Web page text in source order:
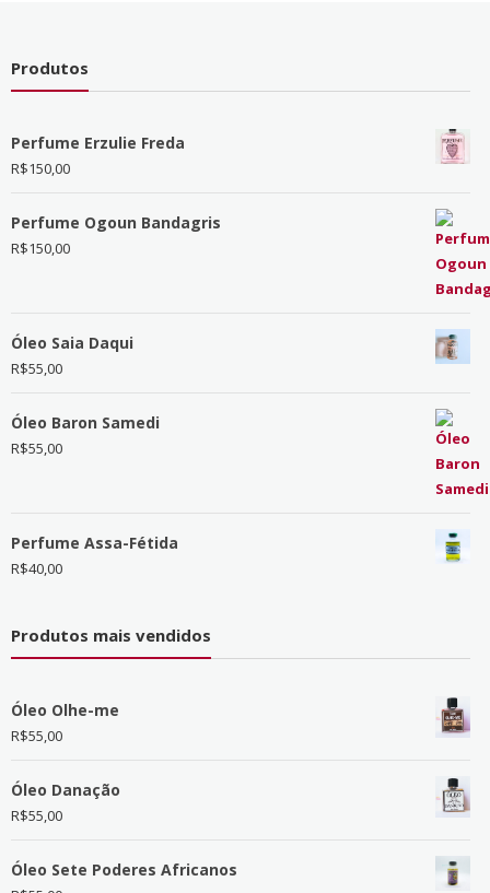
Produtos
Perfume Erzulie Freda
R$150,00
Perfume Ogoun Bandagris
R$150,00
Óleo Saia Daqui
R$55,00
Óleo Baron Samedi
R$55,00
Perfume Assa-Fétida
R$40,00
Produtos mais vendidos
Óleo Olhe-me
R$55,00
Óleo Danação
R$55,00
Óleo Sete Poderes Africanos